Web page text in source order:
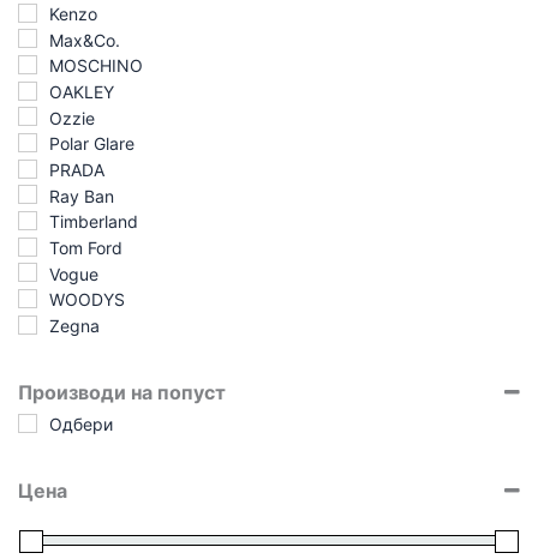
Kenzo
Max&Co.
MOSCHINO
OAKLEY
Ozzie
Polar Glare
PRADA
Ray Ban
Timberland
Tom Ford
Vogue
WOODYS
Zegna
Производи на попуст
Одбери
Цена